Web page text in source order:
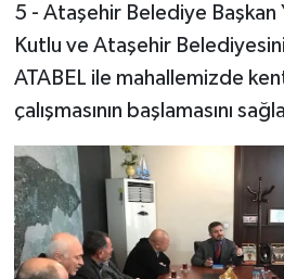
5 - Ataşehir Belediye Başkan
Kutlu ve Ataşehir
ATABEL ile mahallemizde
çalışmasının başlamasını